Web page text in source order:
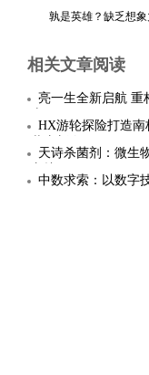
孰是英雄？缺乏想象
相关文章阅读
亮一生全新启航 重
HX游轮探险打造
天诗杀菌剂：微生
中数求索：以数字